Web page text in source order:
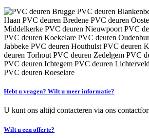
Hebt u vragen? Wilt u meer informatie?
U kunt ons altijd contacteren via ons
Wilt u een offerte?